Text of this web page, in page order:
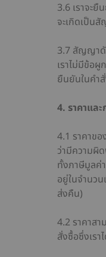
3.6 เราจะ
จะเกิดเป็น
3.7 สัญญาดั
เราไม่มีข้อ
ยืนยันในคำ
4. ราคาและ
4.1 ราคาข
ว่ามีความผิ
ทั้งภาษีมูลค่
อยู่ในจำนว
ส่งคืน)
4.2 ราคาส
สั่งซื้อซึ่งเร